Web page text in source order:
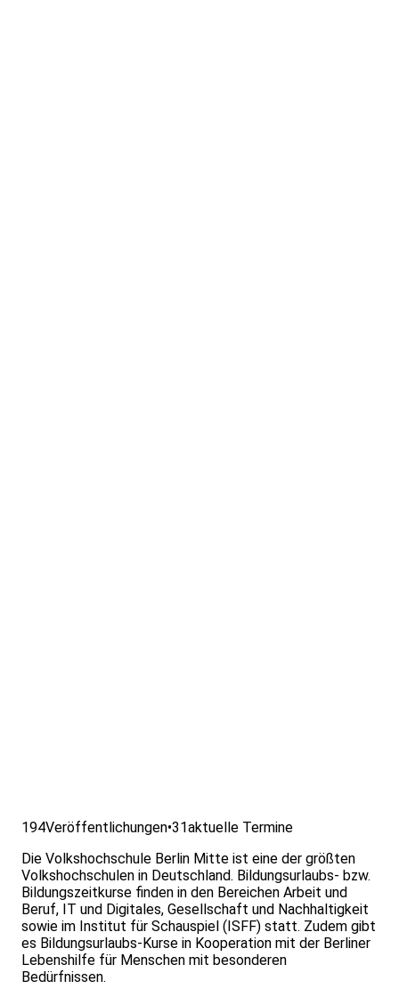
194Veröffentlichungen•31aktuelle Termine
Die Volkshochschule Berlin Mitte ist eine der größten
Volkshochschulen in Deutschland. Bildungsurlaubs- bzw.
Bildungszeitkurse finden in den Bereichen Arbeit und
Beruf, IT und Digitales, Gesellschaft und Nachhaltigkeit
sowie im Institut für Schauspiel (ISFF) statt. Zudem gibt
es Bildungsurlaubs-Kurse in Kooperation mit der Berliner
Lebenshilfe für Menschen mit besonderen
Bedürfnissen.